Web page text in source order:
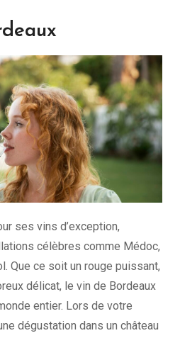
ses vins d’exception,
célèbres comme Médoc,
Que ce soit un rouge puissant,
délicat, le vin de Bordeaux
entier. Lors de votre
dégustation dans un château